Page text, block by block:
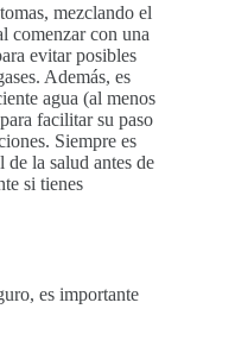
mezclando el
comenzar con una
evitar posibles
Además, es
agua (al menos
facilitar su paso
Siempre es
la salud antes de
si tienes
es importante